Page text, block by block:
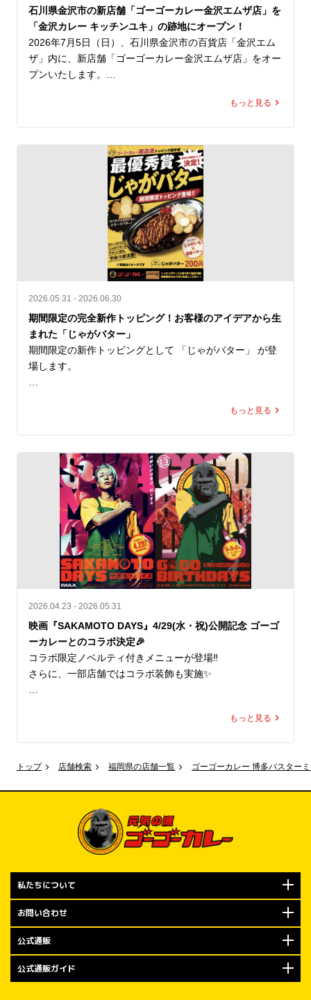
トップ 店舗検索 福岡県の店舗一覧 ゴーゴーカレー 博多バスター
① 国内のゴーゴーカレーグループ全店舗で募金活動を実
施
2026年7月31日（金）より順次、国内のゴーゴーカレーグ
ループ全店舗に募金箱を設置し、義援金の募集を開始して
おります。
② 8月5日「ゴーゴーデー」売上の一部を寄付
8月5日（水）の「ゴーゴーデー」における国内ゴーゴーカ
レーグループ全店舗の売上（税抜）の5％（カレー1食あた
り約50円相当）を義援金として寄付します。※1,000円の
商品をご購入いただいた場合
全国のお客様からいただく一皿一皿のご利用を、熊本地方
への支援につなげてまいります。
③ ゴーゴーカレーレトルト5,000食を支援物資として準備
ゴーカレーレトルト5,000食を支援物資として要請をいた
だいた後、なるべく速やかに届けることができる体制を整
えております。
必要とされる場所へ、必要なタイミングで、迅速に物資を
石川県金沢市の新店舗「ゴーゴーカレー金沢エムザ店」を
「金沢カレー キッチンユキ」の跡地にオープン！
2026年7月5日（日）、石川県金沢市の百貨店「金沢エム
ザ」内に、新店舗「ゴーゴーカレー金沢エムザ店」をオー
プンいたします。
同区画は、これまで「金沢カレー キッチンユキ」が営業
している老舗であり、昔ながらの洋食文化と、濃厚でマイ
ルドな「金沢ブラックカレー」を通じて、多くのお客様に
親しまれてきました。
「ゴーゴーカレー金沢エムザ店」は、単なる新店ではな
く、金沢カレーの文化をこの地に継承する店舗としてオー
なんと…ゴーゴーカレー店内で「キッチンユキのカレー」
を販売！
ゴーゴーカレー金沢エムザ店内で「キッチンユキ金沢ブラ
ックカレー（中サイズのみ）」がご注文可能となります。
金沢カレーを愛してくださる皆さまへ、そしてキッチンユ
キを愛してこられた皆さまへ、「この場所の味の記憶を、
ふたつご注文いただければ同じ金沢カレーでありながら、
それぞれに個性がある2つの味を食べ比べることも可能で
「キッチンユキ金沢ブラックカレー（中サイズのみ）」の
ご提供価格は950円（税込）。
7月5日（日）のオープン日から、規定数量に達し次第の終
了となります。
なお、当該期間中はレトルト「キッチンユキ金沢ブラック
カレー」をお求めいただくことも可能です。ご提供価格は
オープン記念キャンペーン①
もちろんゴーゴーカレーも楽しんで！
ポークロースカツカレー（小）が、先着100名さま限定で
ーゴーカレー「ポークロースカツカレー（小）」通常価格
980円（税込）を、550円（税込）でご注文可能です。
550円はもちろん「ゴーゴー」価格。
金沢エムザ店をよろしくお願いします…の気持ちを込め
て、金沢の皆様にゴーゴーカレーをお楽しみいただくため
の100名さま限定キャンペーンです。
規定数量に達し次第の終了となりますので、ぜひお早めに
ご来店くださいませ。
もちろんやります！ トッピング無料券大配布！
2026年7月5日（日）から7月14日（火）までの期間は、ゴ
ーゴーカレーでおなじみの「トッピング無料券」をプレゼ
もっと見る
2026.05.31 - 2026.06.30
期間限定の完全新作トッピング！お客様のアイデアから生
まれた「じゃがバター」
期間限定の新作トッピングとして 「じゃがバター」 が登
場します。
造トッピング選手権」において、応募総数800件超の中か
揚げたじゃがいもにバターをのせた、コクうまの組み合わ
ほくほく感とバターの香りが、ゴーゴーカレーの濃厚なル
ーにぴったり合います。
ロースカツカレーに追加して、さらに満足感を高めるもよ
し。チキンカツやエビフライと合わせて、新しい組み合わ
せを探すもよし。生活者発の“魔改造”が、実際の店舗メニ
ューとして登場します。
価格：¥200（税込）
一部店舗では取り扱っておりません
もっと見る
2026.04.23 - 2026.05.31
映画『SAKAMOTO DAYS』4/29(水・祝)公開記念 ゴーゴ
ーカレーとのコラボ決定🎉
コラボ限定ノベルティ付きメニューが登場‼️
さらに、一部店舗ではコラボ装飾も実施✨
もっと見る
私たちについて
お問い合わせ
公式通販
公式通販ガイド